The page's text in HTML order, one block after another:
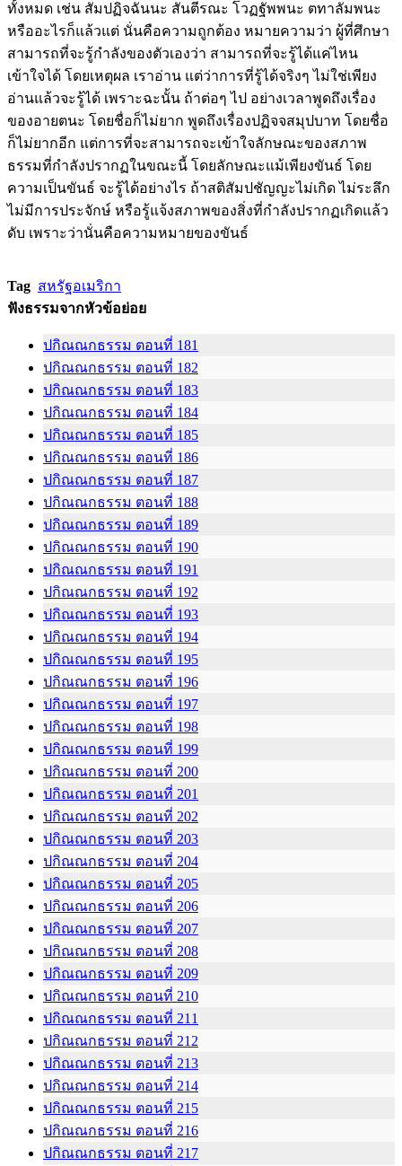
ทั้งหมด เช่น สัมปฏิจฉันนะ สันตีรณะ โวฏฐัพพนะ ตทาลัมพนะ
หรืออะไรก็แล้วแต่ นั่นคือความถูกต้อง หมายความว่า ผู้ที่ศึกษา
สามารถที่จะรู้กำลังของตัวเองว่า สามารถที่จะรู้ได้แค่ไหน
เข้าใจได้ โดยเหตุผล เราอ่าน แต่ว่าการที่รู้ได้จริงๆ ไม่ใช่เพียง
อ่านแล้วจะรู้ได้ เพราะฉะนั้น ถ้าต่อๆ ไป อย่างเวลาพูดถึงเรื่อง
ของอายตนะ โดยชื่อก็ไม่ยาก พูดถึงเรื่องปฏิจจสมุปบาท โดยชื่อ
ก็ไม่ยากอีก แต่การที่จะสามารถจะเข้าใจลักษณะของสภาพ
ธรรมที่กำลังปรากฏในขณะนี้ โดยลักษณะแม้เพียงขันธ์ โดย
ความเป็นขันธ์ จะรู้ได้อย่างไร ถ้าสติสัมปชัญญะไม่เกิด ไม่ระลึก
ไม่มีการประจักษ์ หรือรู้แจ้งสภาพของสิ่งที่กำลังปรากฏเกิดแล้ว
ดับ เพราะว่านั่นคือความหมายของขันธ์
Tag สหรัฐอเมริกา
ฟังธรรมจากหัวข้อย่อย
ปกิณณกธรรม ตอนที่ 181
ปกิณณกธรรม ตอนที่ 182
ปกิณณกธรรม ตอนที่ 183
ปกิณณกธรรม ตอนที่ 184
ปกิณณกธรรม ตอนที่ 185
ปกิณณกธรรม ตอนที่ 186
ปกิณณกธรรม ตอนที่ 187
ปกิณณกธรรม ตอนที่ 188
ปกิณณกธรรม ตอนที่ 189
ปกิณณกธรรม ตอนที่ 190
ปกิณณกธรรม ตอนที่ 191
ปกิณณกธรรม ตอนที่ 192
ปกิณณกธรรม ตอนที่ 193
ปกิณณกธรรม ตอนที่ 194
ปกิณณกธรรม ตอนที่ 195
ปกิณณกธรรม ตอนที่ 196
ปกิณณกธรรม ตอนที่ 197
ปกิณณกธรรม ตอนที่ 198
ปกิณณกธรรม ตอนที่ 199
ปกิณณกธรรม ตอนที่ 200
ปกิณณกธรรม ตอนที่ 201
ปกิณณกธรรม ตอนที่ 202
ปกิณณกธรรม ตอนที่ 203
ปกิณณกธรรม ตอนที่ 204
ปกิณณกธรรม ตอนที่ 205
ปกิณณกธรรม ตอนที่ 206
ปกิณณกธรรม ตอนที่ 207
ปกิณณกธรรม ตอนที่ 208
ปกิณณกธรรม ตอนที่ 209
ปกิณณกธรรม ตอนที่ 210
ปกิณณกธรรม ตอนที่ 211
ปกิณณกธรรม ตอนที่ 212
ปกิณณกธรรม ตอนที่ 213
ปกิณณกธรรม ตอนที่ 214
ปกิณณกธรรม ตอนที่ 215
ปกิณณกธรรม ตอนที่ 216
ปกิณณกธรรม ตอนที่ 217